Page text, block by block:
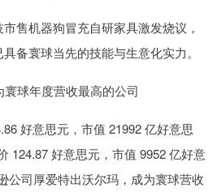
售机器狗冒充自研家具激发烧议，
备寰球当先的技能与生意化实力。
球年度营收最高的公司
好意思元，市值 21992 亿好意思
124.87 好意思元，市值 9952 亿好意
公司厚爱特出沃尔玛，成为寰球营收